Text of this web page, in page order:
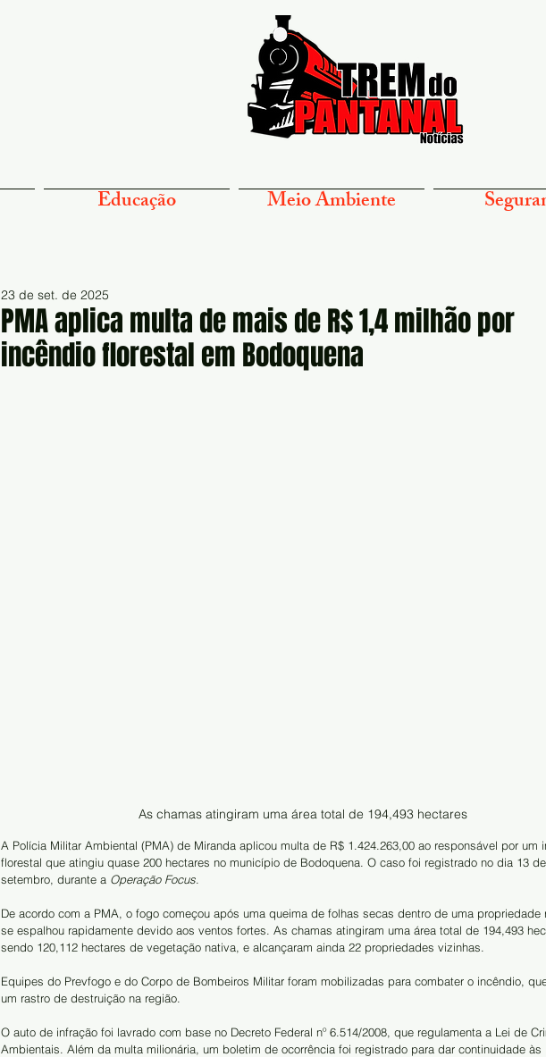
Educação Meio Ambiente
PMA aplica multa de mais de R$ 1,4 milhão por
incêndio florestal em Bodoquena
23 de set. de 2025
As chamas atingiram uma área total de 194,493 hectares
A Polícia Militar Ambiental (PMA) de Miranda aplicou multa de R$ 1.424.263,00 ao responsável por um
florestal que atingiu quase 200 hectares no município de Bodoquena. O caso foi registrado no dia 13 de
setembro, durante a Operação Focus.
De acordo com a PMA, o fogo começou após uma queima de folhas secas dentro de uma propriedade
se espalhou rapidamente devido aos ventos fortes. As chamas atingiram uma área total de 194,493
sendo 120,112 hectares de vegetação nativa, e alcançaram ainda 22 propriedades vizinhas.
Equipes do Prevfogo e do Corpo de Bombeiros Militar foram mobilizadas para combater o incêndio,
um rastro de destruição na região.
O auto de infração foi lavrado com base no Decreto Federal nº 6.514/2008, que regulamenta a Lei de
Ambientais. Além da multa milionária, um boletim de ocorrência foi registrado para dar continuidade às